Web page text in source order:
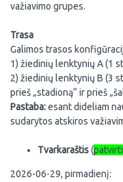
važiavimo grupes.
Trasa
Galimos trasos
1) žiedinių lenktynių A (1
2) žiedinių lenktynių B (3
prieš „stadioną“ ir prieš
Pastaba:esant dideliam
sudarytos atskiros
Tvarkaraštis(
2026-06-29, pirmadienį: